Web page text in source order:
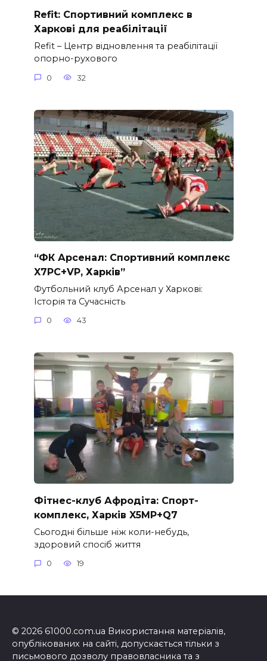
Refit: Спортивний комплекс в
Харкові для реабілітації
Refit – Центр відновлення та реабілітації
опорно-рухового
0 32
“ФК Арсенал: Спортивний комплекс
X7PC+VP, Харків”
Футбольний клуб Арсенал у Харкові:
Історія та Сучасність
0 43
Фітнес-клуб Афродіта: Спорт-
комплекс, Харків X5MP+Q7
Сьогодні більше ніж коли-небудь,
здоровий спосіб життя
0 19
© 2026 61000.com.ua Використання матеріалів,
опублікованих на сайті, допускається тільки з
письмового дозволу правовласника та з